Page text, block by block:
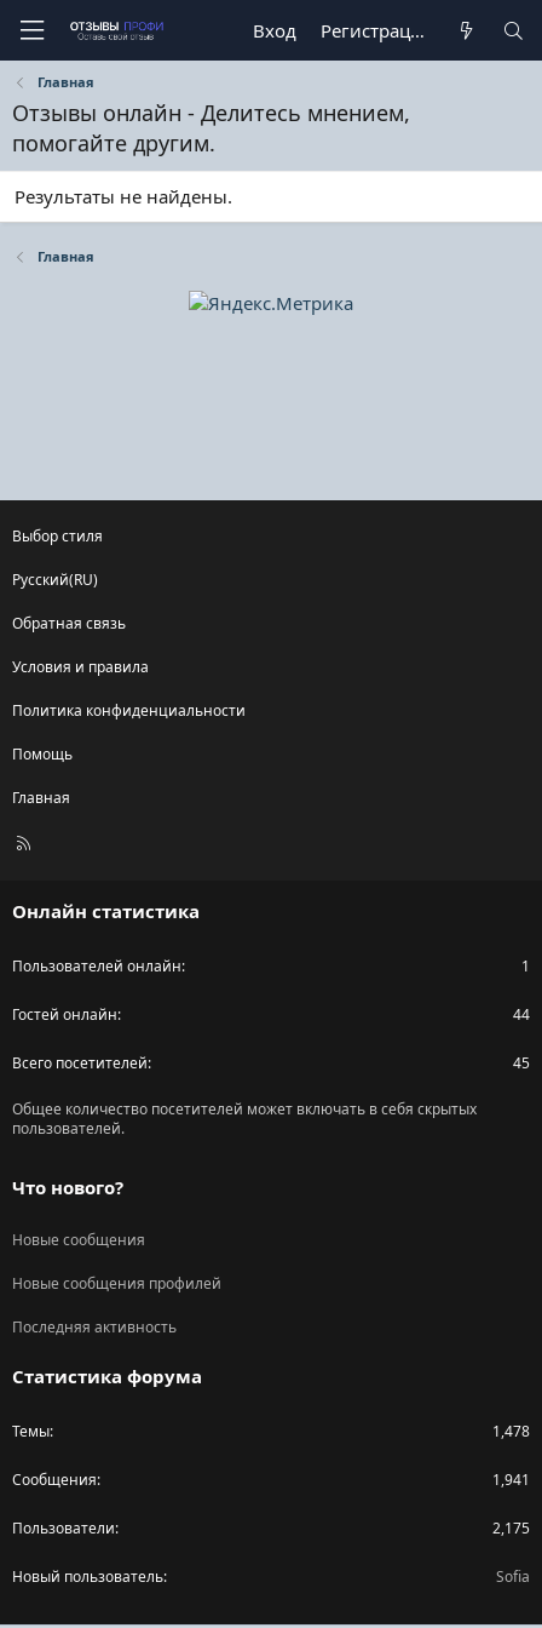
Вход Регистрация
Главная
Отзывы онлайн - Делитесь мнением,
помогайте другим.
Результаты не найдены.
Главная
Выбор стиля
Русский(RU)
Обратная связь
Условия и правила
Политика конфиденциальности
Помощь
Главная
R
Онлайн статистика
Пользователей онлайн 1
Гостей онлайн 44
Всего посетителей 45
Общее количество посетителей может включать в себя скрытых
пользователей.
Что нового?
Новые сообщения
Новые сообщения профилей
Последняя активность
Статистика форума
Темы 1,478
Сообщения 1,941
Пользователи 2,175
Новый пользователь Sofia